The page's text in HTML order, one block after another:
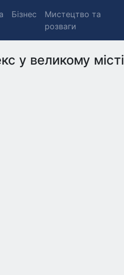
Бізнес
Мистецтво та
розваги
у великому місті